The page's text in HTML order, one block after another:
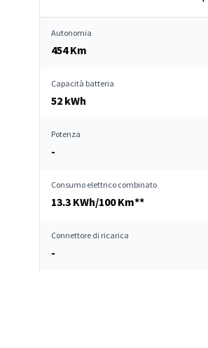
Autonomia
454 Km
Capacità batteria
52 kWh
Potenza
-
Consumo elettrico combinato
13.3 KWh/100 Km**
Connettore di ricarica
-